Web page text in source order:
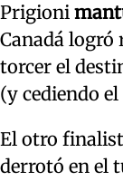
Prigioni
Canadá logró
torcer el
(y cediendo
El otro
derrotó en el